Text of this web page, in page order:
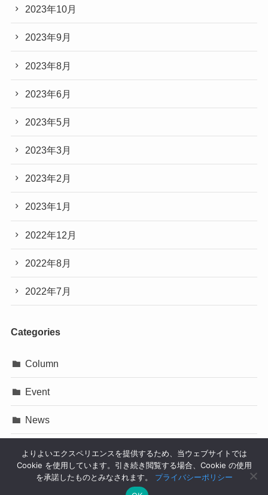
2023年10月
2023年9月
2023年8月
2023年6月
2023年5月
2023年3月
2023年2月
2023年1月
2022年12月
2022年8月
2022年7月
Categories
Column
Event
News
Press Release
イベント
よりよいエクスペリエンスを提供するため、当ウェブサイトでは
Cookie を使用しています。引き続き閲覧する場合、Cookie の使用
を承諾したものとみなされます。 プライバシーポリシー